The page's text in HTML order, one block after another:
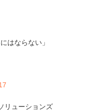
はならない」
リューションズ